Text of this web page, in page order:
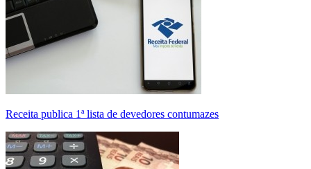
Receita publica 1ª lista de devedores contumazes